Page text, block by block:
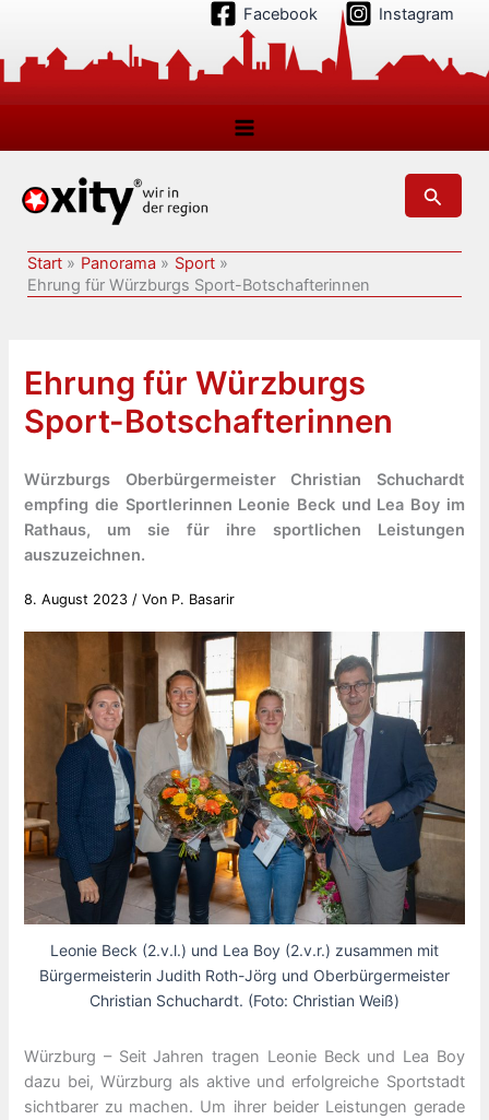
springen
Facebook Instagram
Suchen
Start Panorama
Sport
Ehrung für Würzburgs Sport-Botschafterinnen
Ehrung für Würzburgs
Sport-Botschafterinnen
Würzburgs Oberbürgermeister Christian Schuchardt
empfing die Sportlerinnen Leonie Beck und Lea Boy im
Rathaus, um sie für ihre sportlichen Leistungen
auszuzeichnen.
8. August 2023 / Von P. Basarir
Leonie Beck (2.v.l.) und Lea Boy (2.v.r.) zusammen mit
Bürgermeisterin Judith Roth-Jörg und Oberbürgermeister
Christian Schuchardt. (Foto: Christian Weiß)
Würzburg – Seit Jahren tragen Leonie Beck und Lea Boy
dazu bei, Würzburg als aktive und erfolgreiche Sportstadt
sichtbarer zu machen. Um ihrer beider Leistungen gerade